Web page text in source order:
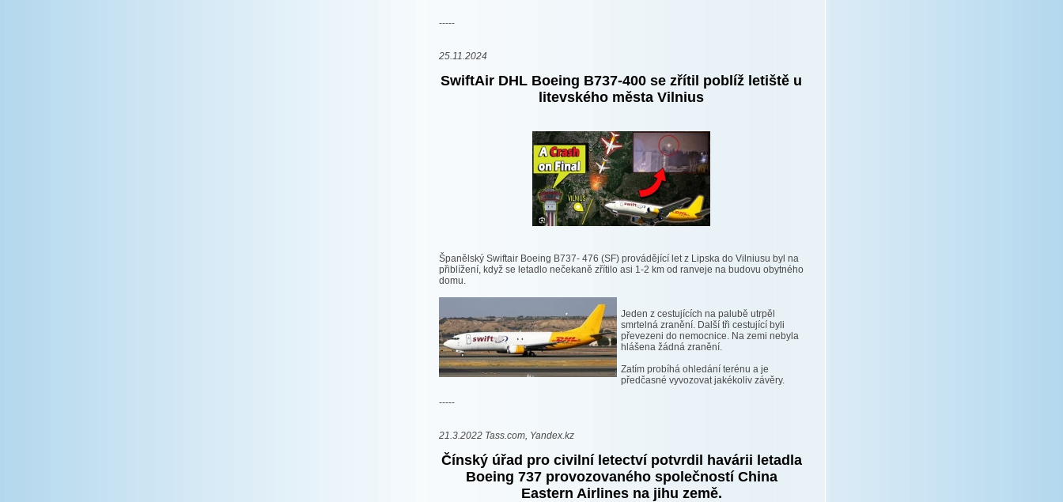
-----
25.11.2024
SwiftAir DHL Boeing B737-400 se zřítil poblíž letiště u
litevského města Vilnius
Španělský Swiftair Boeing B737- 476 (SF) provádějící let z Lipska do Vilniusu byl na
přiblížení, když se letadlo nečekaně zřítilo asi 1-2 km od ranveje na budovu obytného
domu.
Jeden z cestujících na palubě utrpěl
smrtelná zranění. Další tři cestující byli
převezeni do nemocnice. Na zemi nebyla
hlášena žádná zranění.
Zatím probíhá ohledání terénu a je
předčasné vyvozovat jakékoliv závěry.
-----
21.3.2022 Tass.com, Yandex.kz
Čínský úřad pro civilní letectví potvrdil havárii letadla
Boeing 737 provozovaného společností China
Eastern Airlines na jihu země.